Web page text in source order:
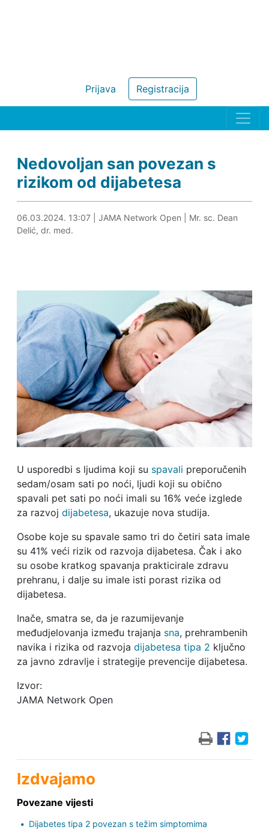
Registracija
Prijava
Nedovoljan san povezan s
rizikom od dijabetesa
06.03.2024. 13:20
06.03.2024. 13:07| JAMA Network Open
Mr. sc. Dean
Delić, dr. med.
U usporedbi s ljudima koji su spavali preporučenih
sedam/osam sati po noći, ljudi koji su obično
spavali pet sati po noći imali su 16% veće izglede
za razvoj dijabetesa, ukazuje nova studija.
Osobe koje su spavale samo tri do četiri sata imale
su 41% veći rizik od razvoja dijabetesa. Čak i ako
su osobe kratkog spavanja prakticirale zdravu
prehranu, i dalje su imale isti porast rizika od
dijabetesa.
Inače, smatra se, da je razumijevanje
međudjelovanja između trajanja sna, prehrambenih
navika i rizika od razvoja dijabetesa tipa 2 ključno
za javno zdravlje i strategije prevencije dijabetesa.
Izvor:
JAMA Network Open
Izdvajamo
Povezane vijesti
Dijabetes tipa 2 povezan s težim simptomima